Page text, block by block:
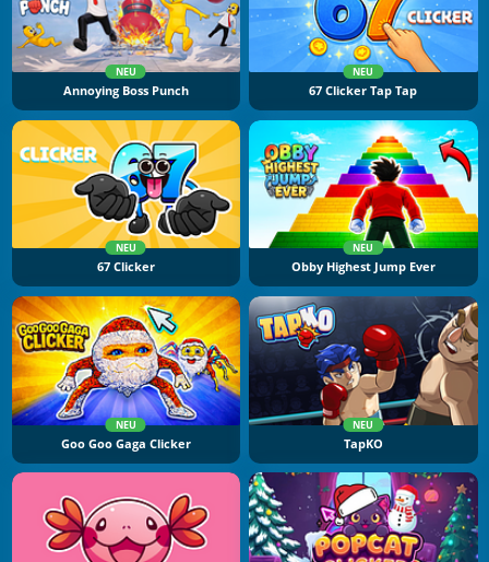
NEU
Annoying Boss Punch
NEU
67 Clicker Tap Tap
NEU
67 Clicker
NEU
Obby Highest Jump Ever
NEU
Goo Goo Gaga Clicker
NEU
TapKO